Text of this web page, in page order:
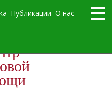
Публикации О нас